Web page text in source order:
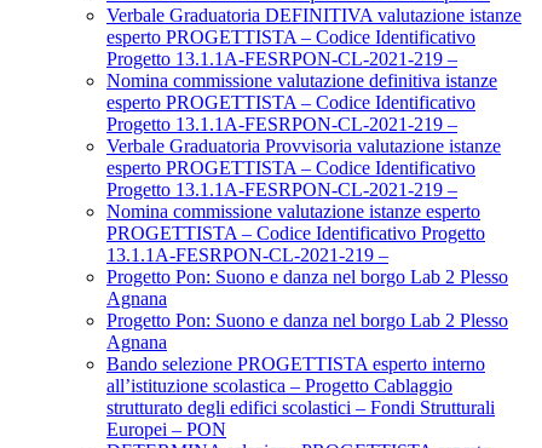
Verbale Graduatoria DEFINITIVA valutazione istanze
esperto PROGETTISTA – Codice Identificativo
Progetto 13.1.1A-FESRPON-CL-2021-219 –
Nomina commissione valutazione definitiva istanze
esperto PROGETTISTA – Codice Identificativo
Progetto 13.1.1A-FESRPON-CL-2021-219 –
Verbale Graduatoria Provvisoria valutazione istanze
esperto PROGETTISTA – Codice Identificativo
Progetto 13.1.1A-FESRPON-CL-2021-219 –
Nomina commissione valutazione istanze esperto
PROGETTISTA – Codice Identificativo Progetto
13.1.1A-FESRPON-CL-2021-219 –
Progetto Pon: Suono e danza nel borgo Lab 2 Plesso
Agnana
Progetto Pon: Suono e danza nel borgo Lab 2 Plesso
Agnana
Bando selezione PROGETTISTA esperto interno
all’istituzione scolastica – Progetto Cablaggio
strutturato degli edifici scolastici – Fondi Strutturali
Europei – PON